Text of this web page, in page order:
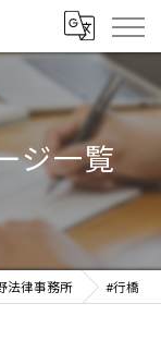
ジ一覧
法律事務所 #行橋